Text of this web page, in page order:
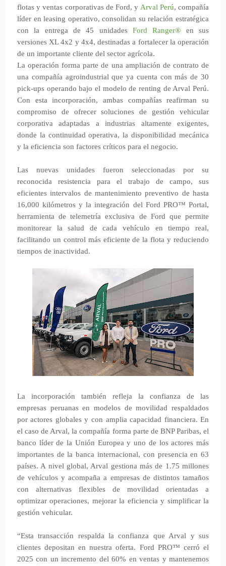
flotas y ventas corporativas de Ford, y Arval Perú, compañía
líder en leasing operativo, consolidan su relación estratégica
con la entrega de 45 unidadesFord Ranger® en sus
versiones XL 4x2 y 4x4, destinadas a fortalecer la operación
de un importante cliente del sector agrícola.
La operación forma parte de una ampliación de contrato de
una compañía agroindustrial que ya cuenta con más de 30
pick-ups operando bajo el modelo de renting de Arval Perú.
Con esta incorporación, ambas compañías reafirman su
compromiso de ofrecer soluciones de gestión vehicular
corporativa adaptadas a industrias altamente exigentes,
donde la continuidad operativa, la disponibilidad mecánica
y la eficiencia son factores críticos para el negocio.
Las nuevas unidades fueron seleccionadas por su
reconocida resistencia para el trabajo de campo, sus
eficientes intervalos de mantenimiento preventivo de hasta
16,000 kilómetros y la integración del Ford PRO™ Portal,
herramienta de telemetría exclusiva de Ford que permite
monitorear la salud de cada vehículo en tiempo real,
facilitando un control más eficiente de la flota y reduciendo
tiempos de inactividad.
La incorporación también refleja la confianza de las
empresas peruanas en modelos de movilidad respaldados
por actores globales y con amplia capacidad financiera. En
el caso de Arval, la compañía forma parte de BNP Paribas, el
banco líder de la Unión Europea y uno de los actores más
importantes de la banca internacional, con presencia en 63
países. A nivel global, Arval gestiona más de 1.75 millones
de vehículos y acompaña a empresas de distintos tamaños
con alternativas flexibles de movilidad orientadas a
optimizar operaciones, mejorar la eficiencia y simplificar la
gestión vehicular.
“Esta transacción respalda la confianza que Arval y sus
clientes depositan en nuestra oferta. Ford PRO™ cerró el
2025 con un incremento del 60% en ventas y mantenemos